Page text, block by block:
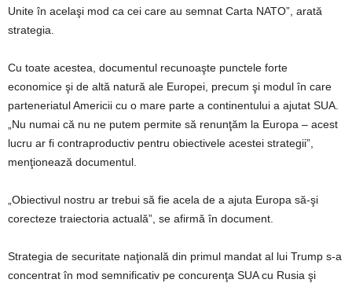
Unite în acelaşi mod ca cei care au semnat Carta NATO”, arată
strategia.
Cu toate acestea, documentul recunoaşte punctele forte
economice şi de altă natură ale Europei, precum şi modul în care
parteneriatul Americii cu o mare parte a continentului a ajutat SUA.
„Nu numai că nu ne putem permite să renunţăm la Europa – acest
lucru ar fi contraproductiv pentru obiectivele acestei strategii”,
menţionează documentul.
„Obiectivul nostru ar trebui să fie acela de a ajuta Europa să-şi
corecteze traiectoria actuală”, se afirmă în document.
Strategia de securitate naţională din primul mandat al lui Trump s-a
concentrat în mod semnificativ pe concurenţa SUA cu Rusia şi